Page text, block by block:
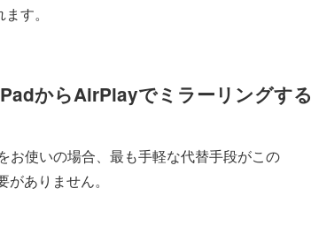
す。
からAirPlayでミラーリングする
お使いの場合、最も手軽な代替手段がこの
ありません。